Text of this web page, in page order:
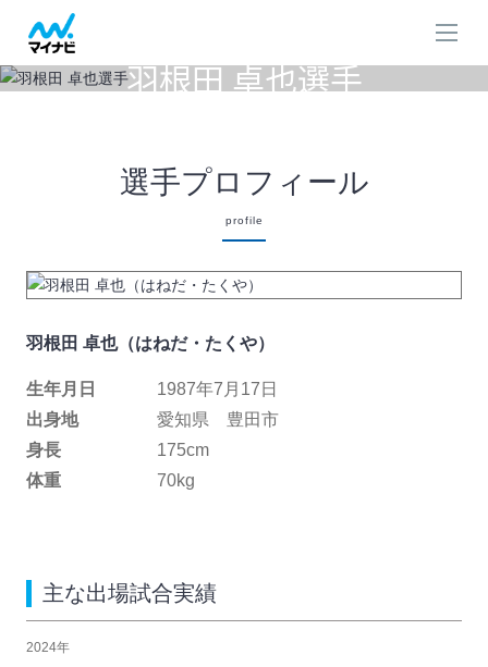
羽根田 卓也選手
選手プロフィール
profile
羽根田 卓也（はねだ・たくや）
生年月日
1987年7月17日
出身地
愛知県 豊田市
身長
175cm
体重
70kg
主な出場試合実績
2024年